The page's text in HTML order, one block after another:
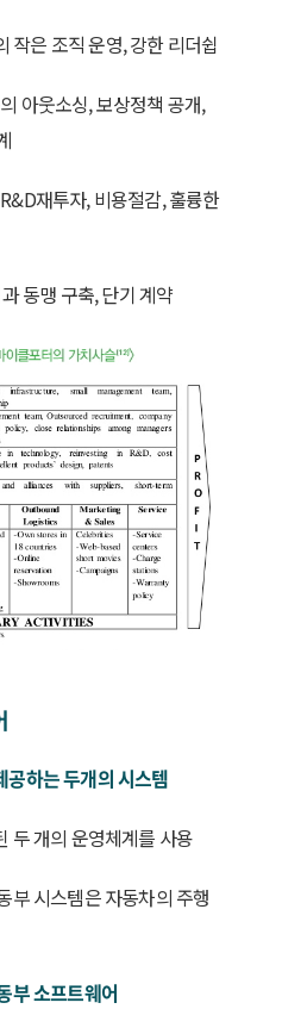
작은 조직 운영, 강한 리더쉽
아웃소싱, 보상정책 공개,
재투자, 비용절감, 훌륭한
동맹 구축, 단기 계약
하는 두개의 시스템
두 개의 운영체계를 사용
부 시스템은 자동차의 주행
부 소프트웨어